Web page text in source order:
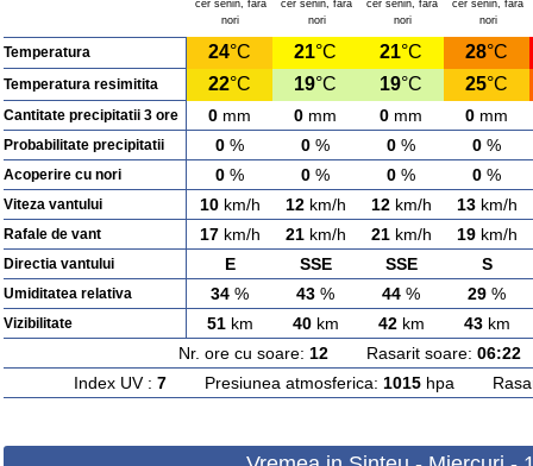
cer senin, fara
nori
cer senin, fara
nori
cer senin, fara
nori
cer senin, fara
nori
Temperatura 24°C 21°C 21°C 28°C
Temperatura resimitita 22°C 19°C 19°C 25°C
Cantitate precipitatii 3 ore 0 mm 0 mm 0 mm 0 mm
Probabilitate precipitatii 0 % 0 % 0 % 0 %
Acoperire cu nori 0 % 0 % 0 % 0 %
Viteza vantului 10km/h 12km/h 12km/h 13km/h
Rafale de vant 17km/h 21km/h 21km/h 19km/h
Directia vantului E SSE SSE S
Umiditatea relativa 34 % 43 % 44 % 29 %
Vizibilitate 51km 40km 42km 43km
Nr. ore cu soare: 12Rasarit soare: 06:22
Index UV : 7Presiunea atmosferica: 1015hpa